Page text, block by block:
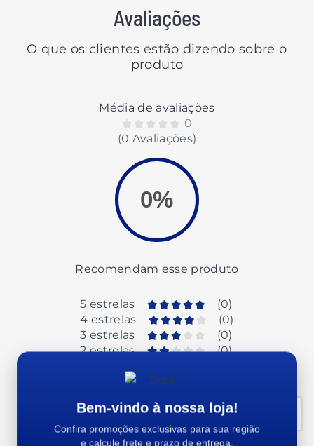
Bem-vindo à nossa loja!
Confira promoções exclusivas para sua região
e calcule frete e prazo de entrega.
Avaliações
O que os clientes estão dizendo sobre o
produto
Média de avaliações
0
(0 Avaliações)
0%
Recomendam esse produto
5 estrelas (0)
4 estrelas
(0)
3 estrelas
(0)
2 estrelas
(0)
Organizar por Mais antigos primeiro